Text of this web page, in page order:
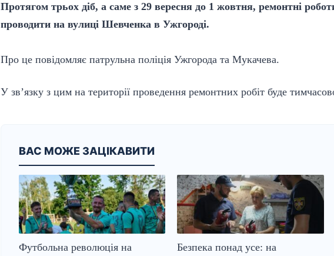
Протягом трьох діб, а саме з 29 вересня до 1 жовтня, ремонтні
проводити на вулиці Шевченка в Ужгороді.
Про це повідомляє патрульна поліція Ужгорода та Мукачева.
У зв’язку з цим на території проведення ремонтних робіт буде
ВАС МОЖЕ ЗАЦІКАВИТИ
Футбольна революція на
Безпека понад усе: на